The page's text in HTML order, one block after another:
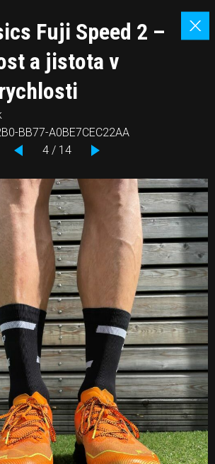
Fuji Speed 2 –
a jistota v
BB77-A0BE7CEC22AA
4 / 14